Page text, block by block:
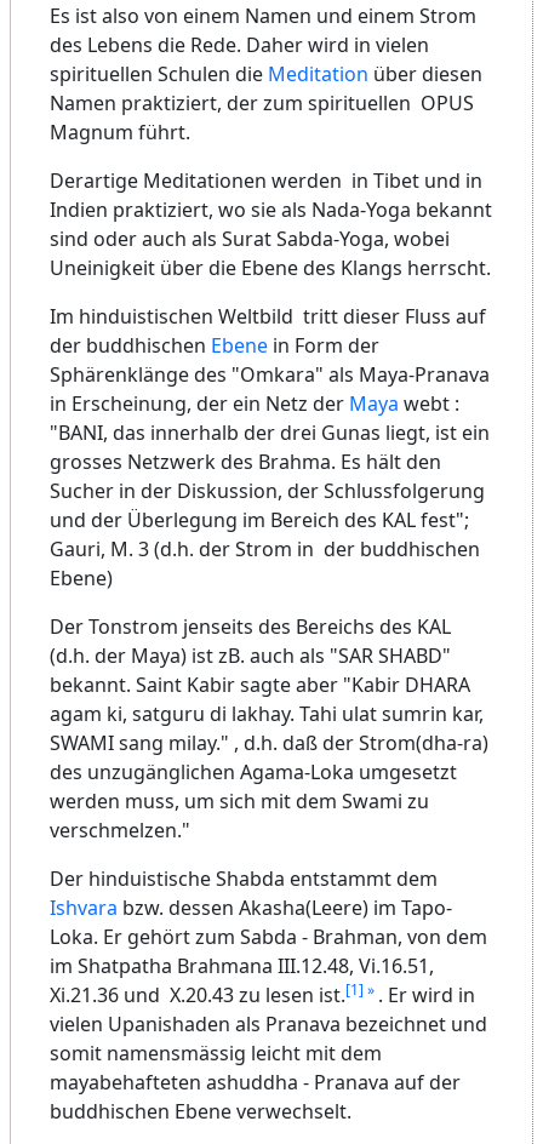
Es ist also von einem Namen und einem Strom
des Lebens die Rede. Daher wird in vielen
spirituellen Schulen die Meditation über diesen
Namen praktiziert, der zum spirituellen OPUS
Magnum führt.
Derartige Meditationen werden in Tibet und in
Indien praktiziert, wo sie als Nada-Yoga bekannt
sind oder auch als Surat Sabda-Yoga, wobei
Uneinigkeit über die Ebene des Klangs herrscht.
Im hinduistischen Weltbild tritt dieser Fluss auf
der buddhischen Ebene in Form der
Sphärenklänge des "Omkara" als Maya-Pranava
in Erscheinung, der ein Netz der Maya webt :
"BANI, das innerhalb der drei Gunas liegt, ist ein
grosses Netzwerk des Brahma. Es hält den
Sucher in der Diskussion, der Schlussfolgerung
und der Überlegung im Bereich des KAL fest";
Gauri, M. 3 (d.h. der Strom in der buddhischen
Ebene)
Der Tonstrom jenseits des Bereichs des KAL
(d.h. der Maya) ist zB. auch als "SAR SHABD"
bekannt. Saint Kabir sagte aber "Kabir DHARA
agam ki, satguru di lakhay. Tahi ulat sumrin kar,
SWAMI sang milay." , d.h. daß der Strom(dha-ra)
des unzugänglichen Agama-Loka umgesetzt
werden muss, um sich mit dem Swami zu
verschmelzen."
Der hinduistische Shabda entstammt dem
Ishvara bzw. dessen Akasha(Leere) im Tapo-
Loka. Er gehört zum Sabda - Brahman, von dem
im Shatpatha Brahmana III.12.48, Vi.16.51,
Xi.21.36 und X.20.43 zu lesen ist.[1]
. Er wird in
vielen Upanishaden als Pranava bezeichnet und
somit namensmässig leicht mit dem
mayabehafteten ashuddha - Pranava auf der
buddhischen Ebene verwechselt.